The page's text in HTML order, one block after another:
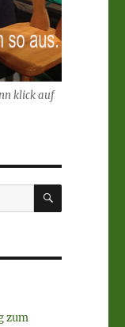
klick auf
SUCHEN
zum